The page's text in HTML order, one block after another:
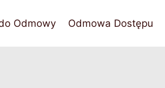
Odmowy Odmowa Dostępu